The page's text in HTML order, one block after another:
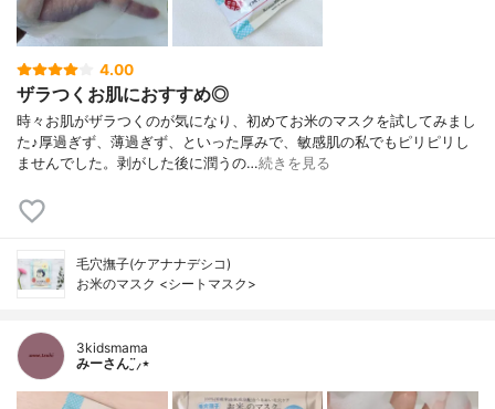
4.00
ザラつくお肌におすすめ◎
時々お肌がザラつくのが気になり、初めてお米のマスクを試してみまし
た♪厚過ぎず、薄過ぎず、といった厚みで、敏感肌の私でもピリピリし
ませんでした。剥がした後に潤うの…続きを見る
毛穴撫子(ケアナナデシコ)
お米のマスク <シートマスク>
3kidsmama
みーさん¨̮⸝⋆